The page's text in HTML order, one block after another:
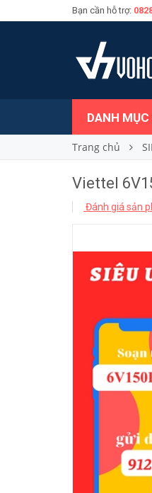
Bạn cần hỗ trợ:
DANH
Trang chủ
Viettel
Đánh giá sản